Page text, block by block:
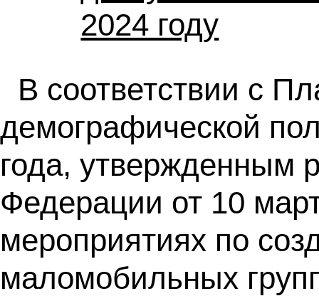
2024 году
В соответствии с
демографической
года, утвержденным
Федерации от 10
мероприятиях по
маломобильных